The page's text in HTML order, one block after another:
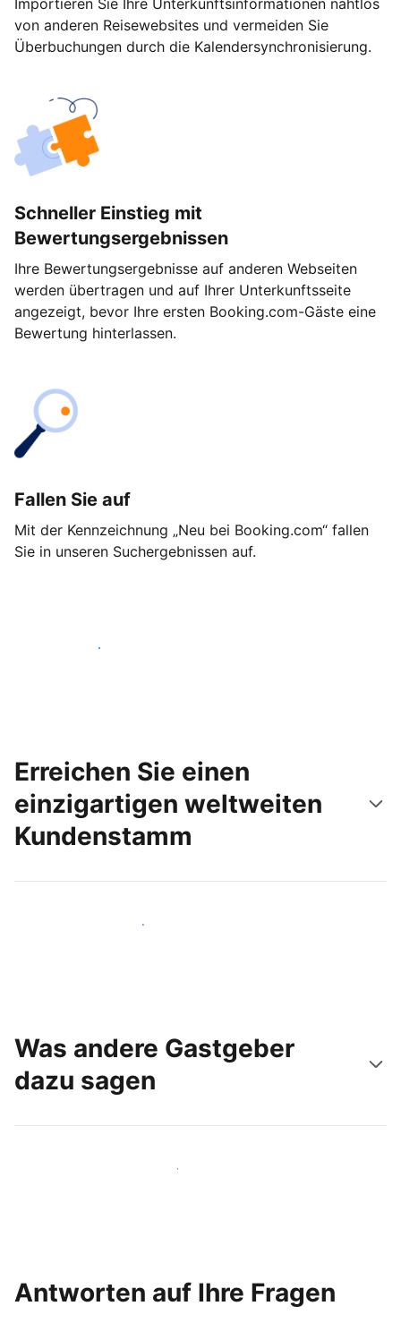
Importieren Sie Ihre Unterkunftsinformationen nahtlos
von anderen Reisewebsites und vermeiden Sie
Überbuchungen durch die Kalendersynchronisierung.
Schneller Einstieg mit
Bewertungsergebnissen
Ihre Bewertungsergebnisse auf anderen Webseiten
werden übertragen und auf Ihrer Unterkunftsseite
angezeigt, bevor Ihre ersten Booking.com-Gäste eine
Bewertung hinterlassen.
Fallen Sie auf
Mit der Kennzeichnung „Neu bei Booking.com“ fallen
Sie in unseren Suchergebnissen auf.
Noch heute loslegen
Erreichen Sie einen
einzigartigen weltweiten
Kundenstamm
Noch heute neue Gäste erreichen
Was andere Gastgeber
dazu sagen
Schließen Sie sich Gastgebern wie Ihnen an
Antworten auf Ihre Fragen